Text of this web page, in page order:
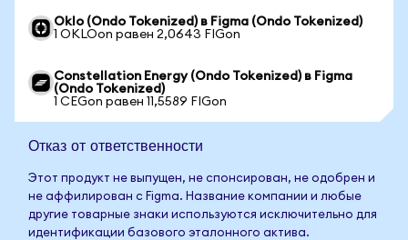
Oklo (Ondo Tokenized) в Figma (Ondo Tokenized)
1 OKLOon равен 2,0643 FIGon
Constellation Energy (Ondo Tokenized) в Figma
(Ondo Tokenized)
1 CEGon равен 11,5589 FIGon
Отказ от ответственности
Этот продукт не выпущен, не спонсирован, не одобрен и
не аффилирован с Figma. Название компании и любые
другие товарные знаки используются исключительно для
идентификации базового эталонного актива.